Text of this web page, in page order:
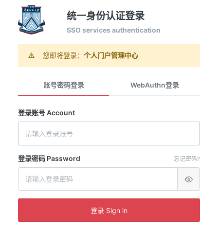
统一身份认证登录
SSO services authentication
您即将登录： 个人门户管理中心
账号密码登录 WebAuthn登录
登录账号 Account
忘记密码?
登录密码 Password
登录 Sign in